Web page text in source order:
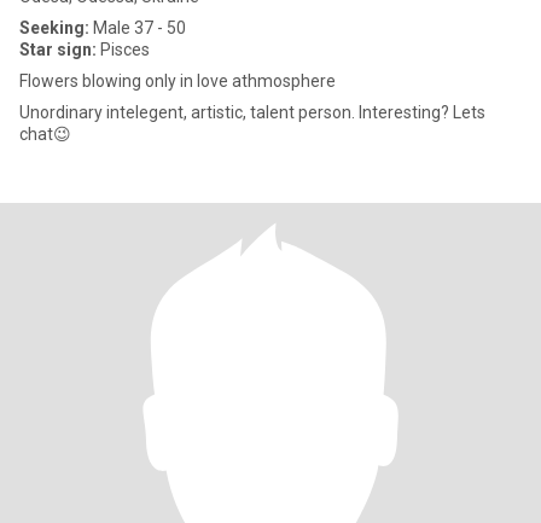
Seeking: Male 37 - 50
Star sign: Pisces
Flowers blowing only in love athmosphere
Unordinary intelegent, artistic, talent person. Interesting? Lets
chat😉